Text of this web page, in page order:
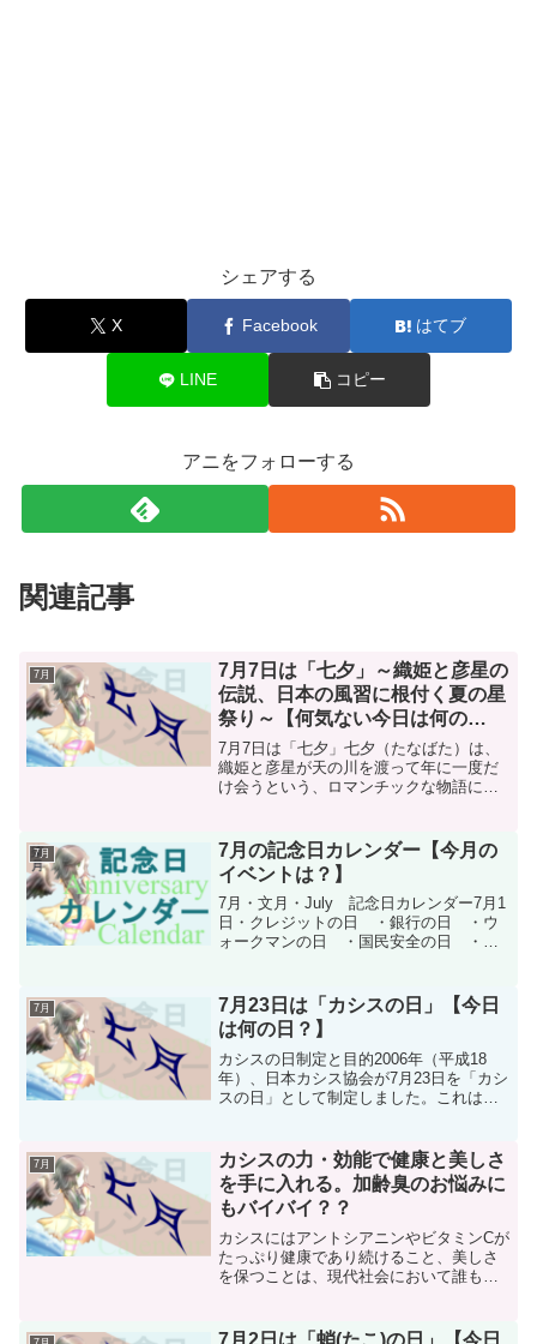
シェアする
X Facebook はてブ
LINE コピー
アニをフォローする
関連記事
7月
7月7日は「七夕」～織姫と彦星の
伝説、日本の風習に根付く夏の星
祭り～【何気ない今日は何の
日？】
7月7日は「七夕」七夕（たなばた）は、
織姫と彦星が天の川を渡って年に一度だ
け会うという、ロマンチックな物語に由
月7日に各地で「七夕祭り」が行われま
す。(functi...
7月
7月の記念日カレンダー【今月の
イベントは？】
7月・文月・July 記念日カレンダー7月1
日・クレジットの日 ・銀行の日 ・ウ
ォークマンの日 ・国民安全の日 ・こ
開き ・海開き ・アマタケサラダチキ
ンの日 ・モラエ...
7月
7月23日は「カシスの日」【今日
は何の日？】
カシスの日制定と目的2006年（平成18
年）、日本カシス協会が7月23日を「カシ
スの日」として制定しました。これは、
よる眼病予防や、カシスの香りや美しい
色で生活を豊かに...
7月
カシスの力・効能で健康と美しさ
を手に入れる。加齢臭のお悩みに
もバイバイ？？
カシスにはアントシアニンやビタミンCが
たっぷり健康であり続けること、美しさ
を保つことは、現代社会において誰もが
美しさの維持は日々の生活に欠かせない
7月2日は「蛸(たこ)の日」【今日